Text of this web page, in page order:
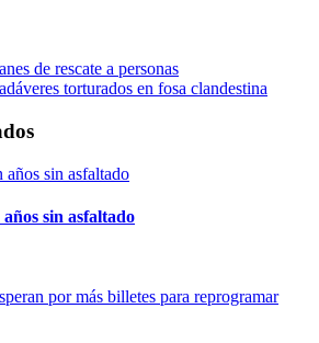
de rescate a personas
torturados en fosa clandestina
sin asfaltado